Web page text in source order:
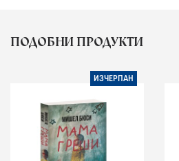
ПОДОБНИ ПРОДУКТИ
ИЗЧЕРПАН